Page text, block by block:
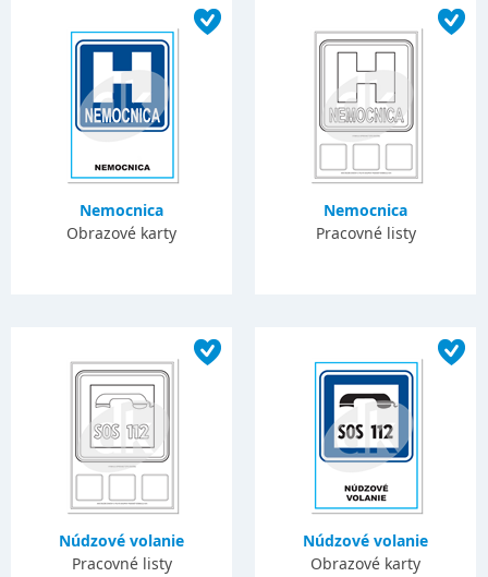
Nemocnica
Obrazové karty
Nemocnica
Pracovné listy
Núdzové volanie
Pracovné listy
Núdzové volanie
Obrazové karty